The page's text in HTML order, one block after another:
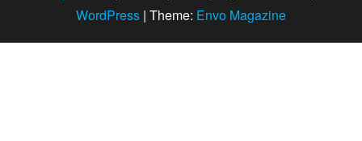
WordPress | Theme: Envo Magazine